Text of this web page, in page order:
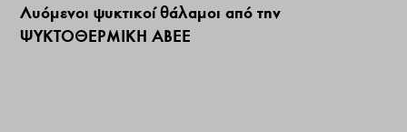
Λυόμενοι ψυκτικοί θάλαμοι από την
ΨΥΚΤΟΘΕΡΜΙΚΗ ΑΒΕΕ